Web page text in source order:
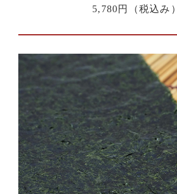
5,780円 （税込み）